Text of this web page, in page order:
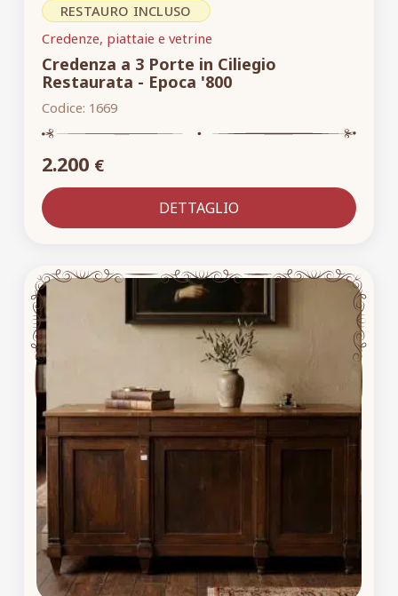
RESTAURO INCLUSO
Credenze, piattaie e vetrine
Credenza a 3 Porte in Ciliegio
Restaurata - Epoca '800
Codice: 1669
2.200 €
DETTAGLIO